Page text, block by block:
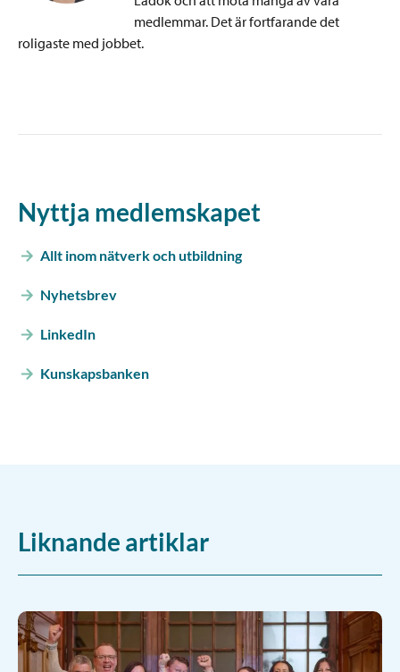
medlemmar. Det är fortfarande det
roligaste med jobbet.
Nyttja medlemskapet
Allt inom nätverk och utbildning
Nyhetsbrev
LinkedIn
Kunskapsbanken
Liknande artiklar